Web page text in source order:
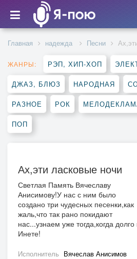
Главная надежда Песни
ЖАНРЫ: РЭП, ХИП-ХОП
ДЖАЗ, БЛЮЗ НАРОДНАЯ
РАЗНОЕ РОК
ПОП
Ах,эти ласковые ночи
Светлая Память Вячеславу
Анисимову!У нас с ним было
создано три чудесных песенки,как
жаль,что так рано покидают
нас...узнаем уже тогда,когда
Инете!
Исполнитель Вячеслав Анисимов